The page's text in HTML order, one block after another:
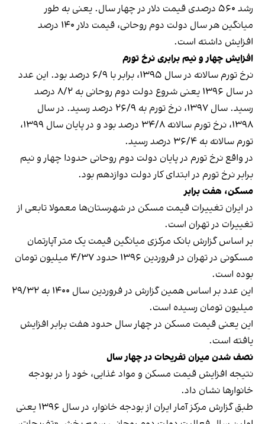
رشد ۵۶۰ درصدی قیمت دلار در چهار سال. یعنی به طور
میانگین هر سال دولت دوم روحانی، قیمت دلار ۱۴۰ درصد
افزایش داشته است.
افزایش چهار و نیم برابری نرخ تورم
نرخ تورم سالانه در سال ۱۳۹۵، برابر با ۶/۹ درصد بود. این عدد
در سال ۱۳۹۶ یعنی شروع دولت دوم روحانی به ۸/۲ درصد
رسید. سال ۱۳۹۷، نرخ تورم به ۲۶/۹ درصد رسید. در سال
۱۳۹۸، نرخ تورم سالانه ۳۴/۸ درصد بود و در پایان سال ۱۳۹۹،
تورم سالانه به ۳۶/۴ درصد رسید.
در واقع نرخ تورم در پایان دولت دوم روحانی حدودا چهار و نیم
برابر نرخ تورم در ابتدای کار دولت دوازدهم بود.
مسکن، هفت برابر
در ایران تغییرات قیمت مسکن در شهرستان‌ها معمولا تابعی از
تغییرات در تهران است.
بر اساس گزارش بانک مرکزی میانگین قیمت یک متر آپارتمان
مسکونی در تهران در فروردین ۱۳۹۶ حدود ۴/۳۷ میلیون تومان
بوده است.
این عدد بر اساس همین گزارش در فروردین سال ۱۴۰۰ به ۲۹/۳۲
میلیون تومان رسیده است.
این یعنی قیمت مسکن در چهار سال حدود هفت برابر افزایش
یافته است.
نصف شدن میران تفریحات در چهار سال
نتیجه افزایش قیمت مسکن و مواد غذایی، خود را در بودجه
خانوارها نشان داد.
طبق گزارش مرکز آمار ایران از بودجه خانوار، در سال ۱۳۹۶ یعنی